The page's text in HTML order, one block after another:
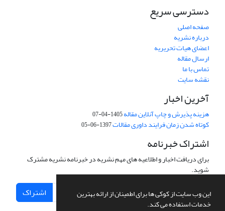
این وب سایت از کوکی ها برای اطمینان از ارائه بهترین
خدمات استفاده می کند.
دسترسی سریع
صفحه اصلی
درباره نشریه
اعضای هیات تحریریه
ارسال مقاله
تماس با ما
نقشه سایت
آخرین اخبار
هزینه پذیرش و چاپ آنلاین مقاله1405-04-07
کوتاه شدن زمان فرایند داوری مقالات1397-06-05
اشتراک خبرنامه
برای دریافت اخبار و اطلاعیه های مهم نشریه در خبرنامه نشریه مشترک
شوید.
اشتراک